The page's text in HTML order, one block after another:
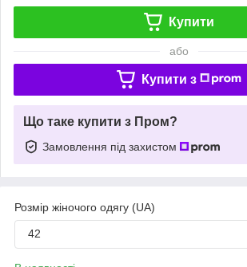
Купити
або
Купити з
Що таке купити з Пром?
Замовлення під захистом
Розмір жіночого одягу (UA)
42